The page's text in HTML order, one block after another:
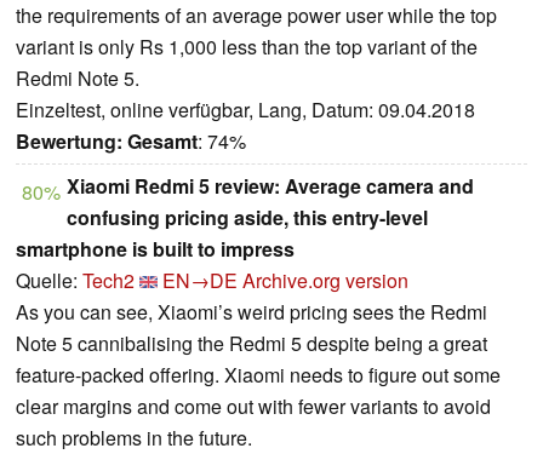
the requirements of an average power user while the top
variant is only Rs 1,000 less than the top variant of the
Redmi Note 5.
Einzeltest, online verfügbar, Lang, Datum: 09.04.2018
Bewertung: Gesamt: 74%
80% Xiaomi Redmi 5 review: Average camera and
confusing pricing aside, this entry-level
smartphone is built to impress
Quelle: Tech2 EN→DE Archive.org version
As you can see, Xiaomi’s weird pricing sees the Redmi
Note 5 cannibalising the Redmi 5 despite being a great
feature-packed offering. Xiaomi needs to figure out some
clear margins and come out with fewer variants to avoid
such problems in the future.